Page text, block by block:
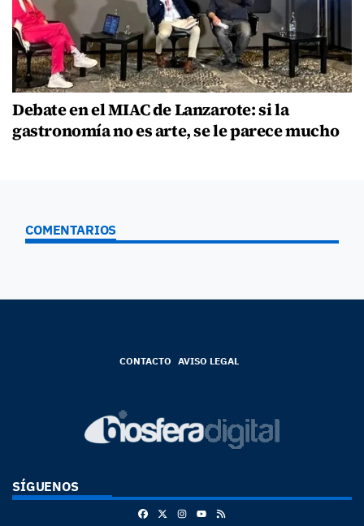
Debate en el MIAC de Lanzarote: si la
gastronomía no es arte, se le parece mucho
COMENTARIOS
CONTACTO AVISO LEGAL
SÍGUENOS
FacebookInstagram